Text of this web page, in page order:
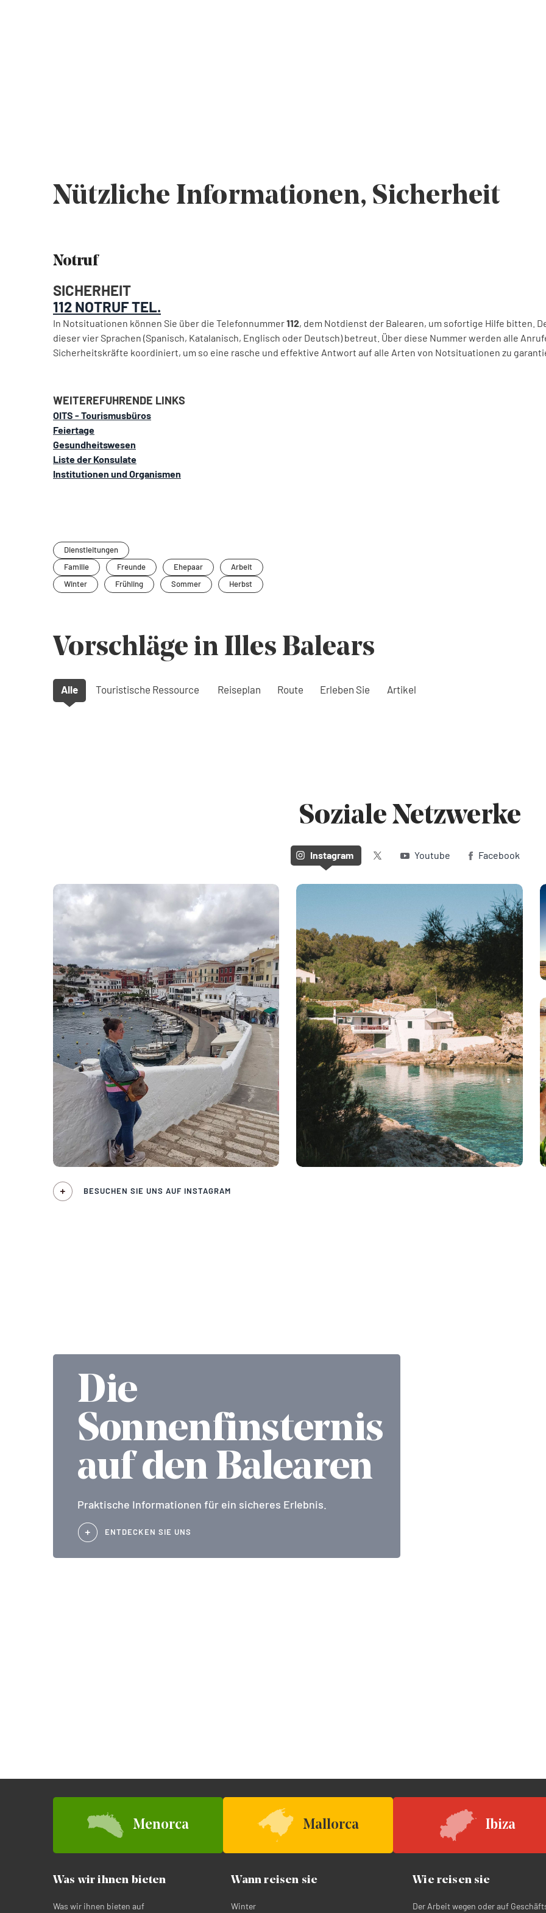
Nützliche Informationen, Sicherheit
Notruf
SICHERHEIT
112 NOTRUF TEL.
In Notsituationen können Sie über die Telefonnummer112, dem Notdienst der Balearen, um sofortige Hilfe bitten.
dieser vier Sprachen (Spanisch, Katalanisch, Englisch oder Deutsch) betreut. Über diese Nummer werden alle
Sicherheitskräfte koordiniert, um so eine rasche und effektive Antwort auf alle Arten von Notsituationen zu
WEITEREFUHRENDE LINKS
OITS - Tourismusbüros
Feiertage
Gesundheitswesen
Liste der Konsulate
Institutionen und Organismen
Dienstleitungen
Familie
Freunde Ehepaar
Arbeit
Winter
Frühling Sommer Herbst
Vorschläge in Illes Balears
Alle Touristische Ressource Reiseplan Route Erleben Sie Artikel
Soziale Netzwerke
Instagram Twitter (X)Youtube Facebook
BESUCHEN SIE UNS AUF INSTAGRAM
Die
Sonnenfinsternis
auf den Balearen
Praktische Informationen für ein sicheres Erlebnis.
ENTDECKEN SIE UNS
Menorca Mallorca Ibiza
Was wir ihnen bieten
Was wir ihnen bieten auf
Wann reisen sie
Winter
Wie reisen sie
Der Arbeit wegen oder auf